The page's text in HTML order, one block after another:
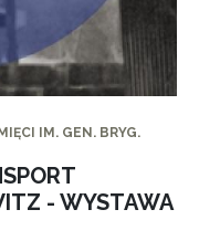
IM. GEN. BRYG.
- WYSTAWA